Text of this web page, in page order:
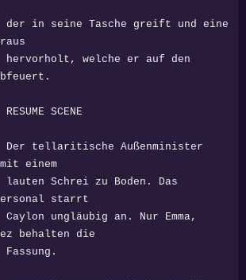
Tasche greift und eine
welche er auf den
SCENE
Außenminister
einem
zu Boden. Das
starrt
an. Nur Emma,
behalten die